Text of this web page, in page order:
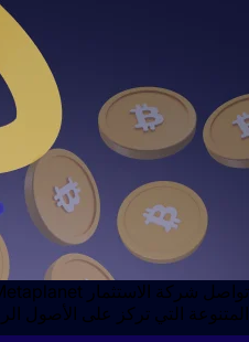
المتنوعة التي تركز على الأصول